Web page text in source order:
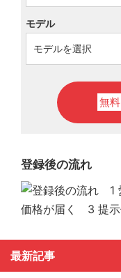
モデル
無料
登録後の流れ
最新記事